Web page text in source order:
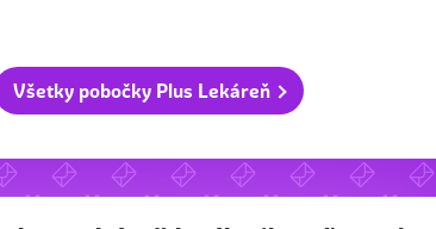
Všetky pobočky Plus Lekáreň